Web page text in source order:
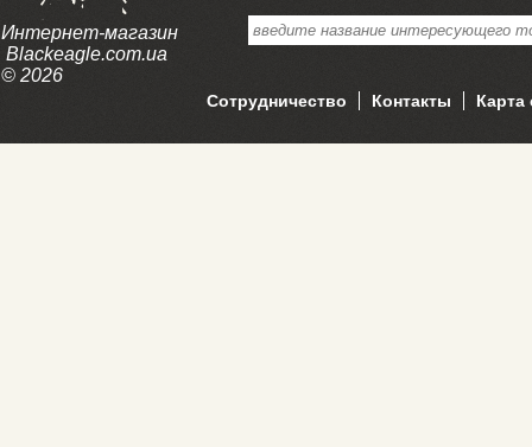
Интернет-магазин
Blackeagle.com.ua
© 2026
Сотрудничество Контакты Карта